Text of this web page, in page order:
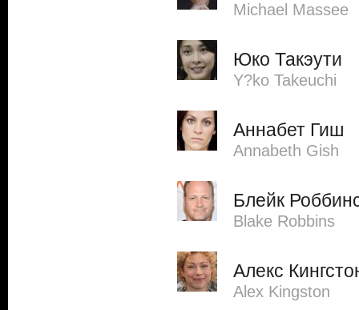
Michael Massee
Юко Такэути
Y?ko Takeuchi
Аннабет Гиш
Annabeth Gish
Блейк
Blake Robbins
Алекс
Alex Kingston